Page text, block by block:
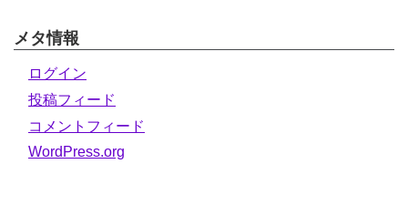
メタ情報
ログイン
投稿フィード
コメントフィード
WordPress.org